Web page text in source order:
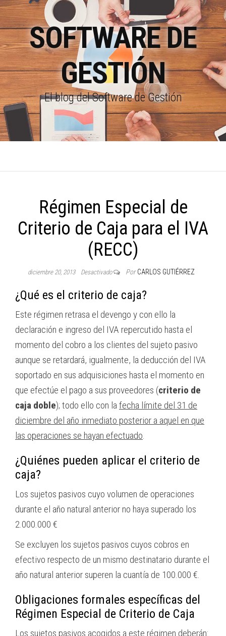
SOFTWARE DE
GESTIÓN
El blog del Software de Gestión
Régimen Especial de
Criterio de Caja para el IVA
(RECC)
diciembre 20, 2013 Desactivado Por CARLOS GUTIÉRREZ
¿Qué es el criterio de caja?
Este régimen retrasa el devengo y con ello la
declaración e ingreso del IVA repercutido hasta el
momento del cobro a los clientes del sujeto pasivo
aunque se retardará, igualmente, la deducción del IVA
soportado en sus adquisiciones hasta el momento en
que efectúe el pago a sus proveedores (criterio de
caja doble); todo ello con la fecha límite del 31 de
diciembre del año inmediato posterior a aquel en que
las operaciones se hayan efectuado.
¿Quiénes pueden aplicar el criterio de
caja?
Los sujetos pasivos cuyo volumen de operaciones
durante el año natural anterior no haya superado los
2.000.000 €
Se excluyen los sujetos pasivos cuyos cobros en
efectivo respecto de un mismo destinatario durante el
año natural anterior superen la cuantía de 100.000 €.
Obligaciones formales específicas del
Régimen Especial de Criterio de Caja
Los sujetos pasivos acogidos a este régimen deberán: